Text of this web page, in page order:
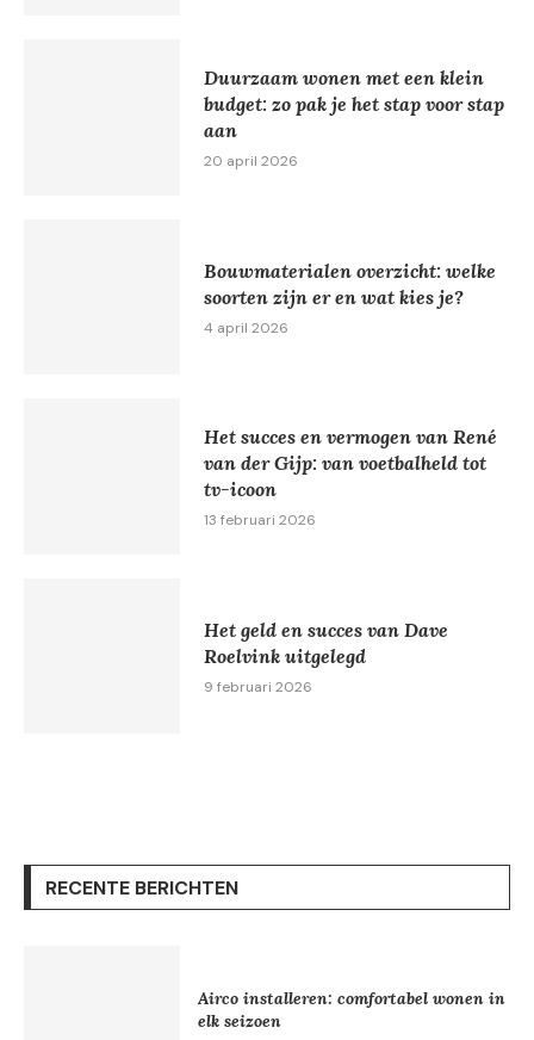
Duurzaam wonen met een klein
budget: zo pak je het stap voor stap
aan
20 april 2026
Bouwmaterialen overzicht: welke
soorten zijn er en wat kies je?
4 april 2026
Het succes en vermogen van René
van der Gijp: van voetbalheld tot
tv-icoon
13 februari 2026
Het geld en succes van Dave
Roelvink uitgelegd
9 februari 2026
RECENTE BERICHTEN
Airco installeren: comfortabel wonen in
elk seizoen